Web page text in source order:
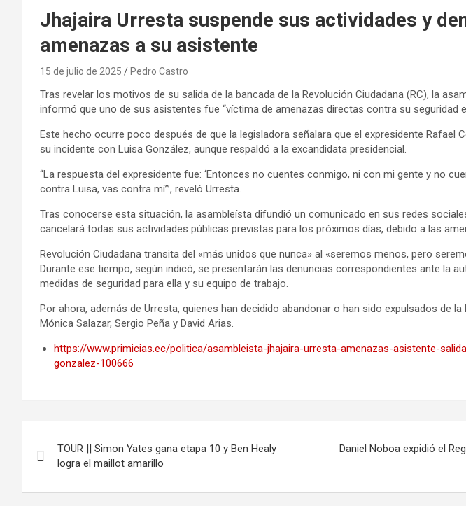
Jhajaira Urresta suspende sus actividades y
amenazas a su asistente
15 de julio de 2025 Pedro Castro
Tras revelar los motivos de su salida de la bancada de la Revolución Ciudadana (RC), la
informó que uno de sus asistentes fue “víctima de amenazas directas contra su seguridad e
Este hecho ocurre poco después de que la legisladora señalara que el expresidente Rafael
su incidente con Luisa González, aunque respaldó a la excandidata presidencial.
“La respuesta del expresidente fue: ‘Entonces no cuentes conmigo, ni con mi gente y no
contra Luisa, vas contra mí’”, reveló Urresta.
Tras conocerse esta situación, la asambleísta difundió un comunicado en sus redes
cancelará todas sus actividades públicas previstas para los próximos días, debido a las
Revolución Ciudadana transita del «más unidos que nunca» al «seremos menos, pero
Durante ese tiempo, según indicó, se presentarán las denuncias correspondientes ante la
medidas de seguridad para ella y su equipo de trabajo.
Por ahora, además de Urresta, quienes han decidido abandonar o han sido expulsados de
Mónica Salazar, Sergio Peña y David Arias.
https://www.primicias.ec/politica/asambleista-jhajaira-urresta-amenazas-asistente-
gonzalez-100666
de
entradas
TOUR || Simon Yates gana etapa 10 y Ben Healy
logra el maillot amarillo
Daniel Noboa expidió el